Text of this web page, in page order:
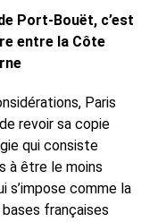
Port-Bouët, c’est
entre la Côte
Paris
revoir sa copie
qui consiste
à être le moins
s’impose comme la
françaises